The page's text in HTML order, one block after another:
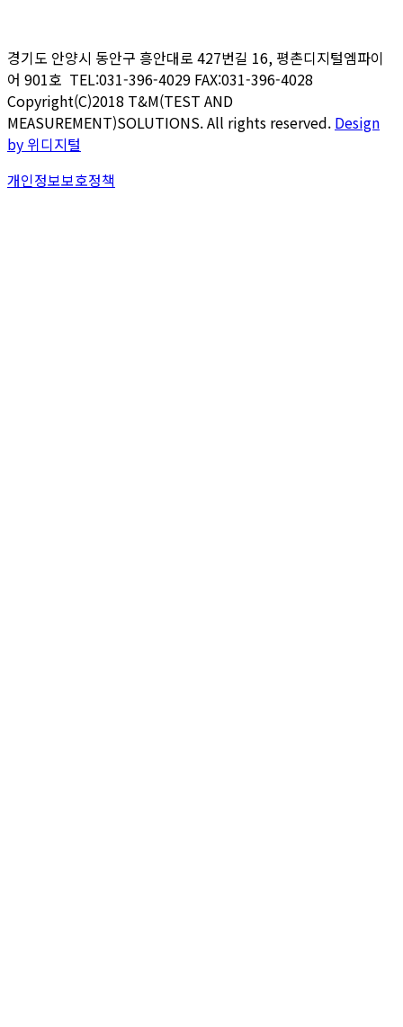
경기도 안양시 동안구 흥안대로 427번길 16, 평촌디지털엠파이
어 901호 TEL:031-396-4029 FAX:031-396-4028
Copyright(C)2018 T&M(TEST AND
MEASUREMENT)SOLUTIONS. All rights reserved. Design
by 위디지털
개인정보보호정책